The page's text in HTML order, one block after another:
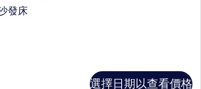
發床
選擇日期以查看價格